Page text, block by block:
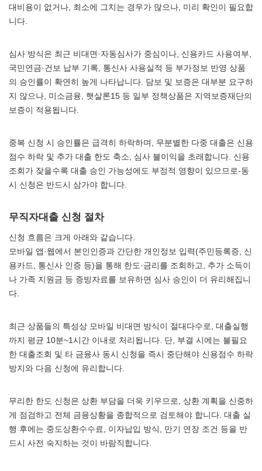
대비용이 없거나, 최소에 그치는 경우가 많으나, 미리 확인이 필요합
니다.
심사 방식은 최근 비대면·자동심사가 중심이나, 신용카드 사용여부,
국민연금·건보 납부 기록, 통신사 사용실적 등 부가정보 반영 상품
의 승인률이 확연히 높게 나타납니다. 담보 및 보증은 대부분 요구하
지 않으나, 미소금융, 햇살론15 등 일부 정책상품은 지역보증재단의
보증이 적용됩니다.
중복 신청 시 승인률은 급격히 하락하며, 무분별한 다중 대출은 신용
점수 하락 및 추가 대출 한도 축소, 심사 불이익을 초래합니다. 신용
조회가 잦을수록 대출 승인 가능성에도 부정적 영향이 있으므로-동
시 신청은 반드시 삼가야 합니다.
무직자대출 신청 절차
신청 흐름은 크게 아래와 같습니다.
모바일 앱·웹에서 본인인증과 간단한 개인정보 입력(주민등록증, 신
용카드, 통신사 인증 등)을 통해 한도·금리를 조회하고, 추가 소득이
나 가족 지원금 등 증빙자료를 보유하면 심사 승인이 더 유리해집니
다.
최근 상품들의 특성상 모바일 비대면 방식이 절대다수로, 대출실행
까지 평균 10분~1시간 이내로 처리됩니다. 단, 부결 시에는 불필요
한 대출조회 및 타 금융사 동시 신청을 즉시 중단해야 신용점수 하락
방지와 다음 신청에 유리합니다.
무리한 한도 신청은 상환 부담을 더욱 키우므로, 상환 계획을 신중하
게 점검하고 전체 금융상황을 종합적으로 검토해야 합니다. 대출 실
행 후에는 중도상환수수료, 이자납입 방식, 만기 연장 조건 등을 반
드시 사전 숙지하는 것이 바람직합니다.